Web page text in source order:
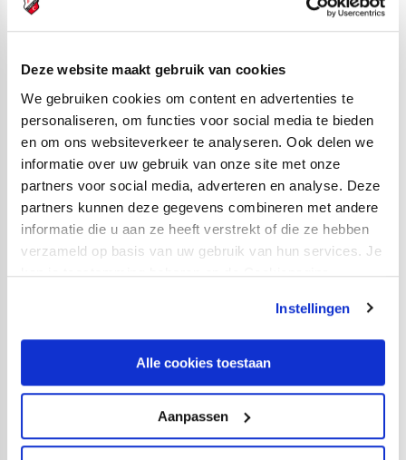
Deze website maakt gebruik van cookies
We gebruiken cookies om content en advertenties te
personaliseren, om functies voor social media te bieden
en om ons websiteverkeer te analyseren. Ook delen we
informatie over uw gebruik van onze site met onze
partners voor social media, adverteren en analyse. Deze
partners kunnen deze gegevens combineren met andere
informatie die u aan ze heeft verstrekt of die ze hebben
verzameld op basis van uw gebruik van hun services. Je
kan je toestemming beheren op de Cookiepagina.
Instellingen
Alle cookies toestaan
Aanpassen
FC Utrecht
O10
SC Buitenboys
O10
5-10
PSV O11
FC Utrecht
O11
5-16
FC Utrecht
O13
sc Heerenveen
O13
6-0
O15
AFC Ajax O15
FC Utrecht